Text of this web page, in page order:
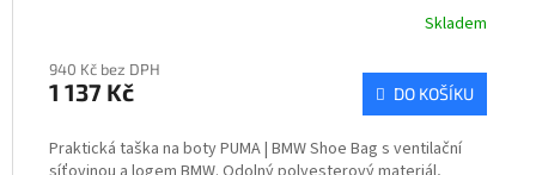
Skladem
940 Kč bez DPH
1 137 Kč DO KOŠÍKU
Praktická taška na boty PUMA | BMW Shoe Bag s ventilační